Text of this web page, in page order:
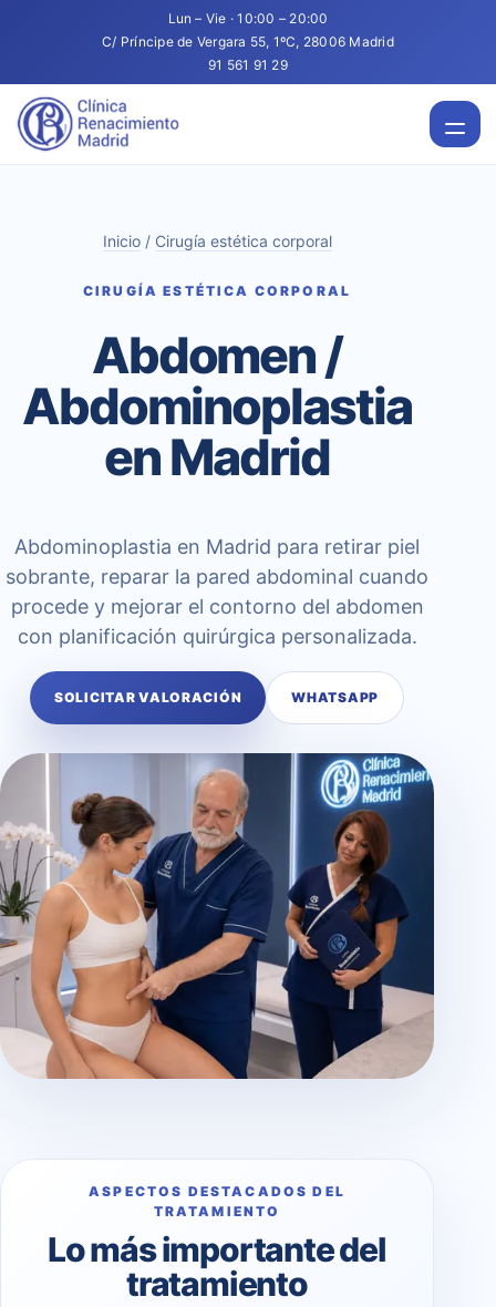
Lun – Vie · 10:00 – 20:00
C/ Príncipe de Vergara 55, 1ºC, 28006 Madrid
91 561 91 29
Inicio/ Cirugía estética corporal
CIRUGÍA ESTÉTICA CORPORAL
Abdomen /
Abdominoplastia
en Madrid
Abdominoplastia en Madrid para retirar piel
sobrante, reparar la pared abdominal cuando
procede y mejorar el contorno del abdomen
con planificación quirúrgica personalizada.
SOLICITAR VALORACIÓN WHATSAPP
ASPECTOS DESTACADOS DEL
TRATAMIENTO
Lo más importante del
tratamiento